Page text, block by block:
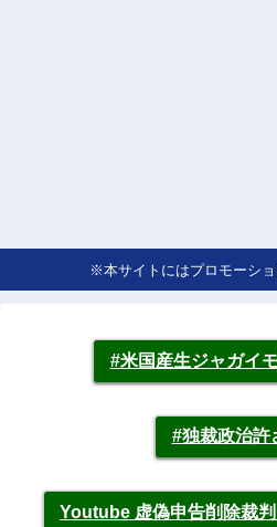
※本サイトにはプロモーシ
#米国産生ジャガイ
#独裁政治許
Youtube 虚偽申告削除裁